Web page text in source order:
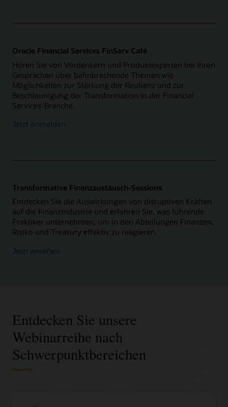
Oracle Financial Services FinServ Café
Hören Sie von Vordenkern und Produktexperten bei ihren
Gesprächen über bahnbrechende Themen wie
Möglichkeiten zur Stärkung der Resilienz und zur
Beschleunigung der Transformation in der Financial
Services-Branche.
Jetzt anmelden
Transformative Finanzaustausch-Sessions
Entdecken Sie die Auswirkungen von disruptiven Kräften
auf die Finanzindustrie und erfahren Sie, was führende
Praktiker unternehmen, um in den Abteilungen Finanzen,
Risiko und Treasury effektiv zu reagieren.
Jetzt ansehen
Entdecken Sie unsere
Webinarreihe nach
Schwerpunktbereichen